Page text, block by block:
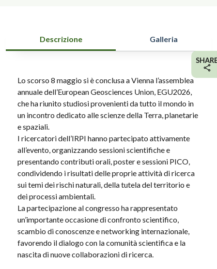
Descrizione Galleria
Lo scorso 8 maggio si è conclusa a Vienna l’assemblea
annuale dell’European Geosciences Union, EGU2026,
che ha riunito studiosi provenienti da tutto il mondo in
un incontro dedicato alle scienze della Terra, planetarie
e spaziali.
I ricercatori dell’IRPI hanno partecipato attivamente
all’evento, organizzando sessioni scientifiche e
presentando contributi orali, poster e sessioni PICO,
condividendo i risultati delle proprie attività di ricerca
sui temi dei rischi naturali, della tutela del territorio e
dei processi ambientali.
La partecipazione al congresso ha rappresentato
un’importante occasione di confronto scientifico,
scambio di conoscenze e networking internazionale,
favorendo il dialogo con la comunità scientifica e la
nascita di nuove collaborazioni di ricerca.